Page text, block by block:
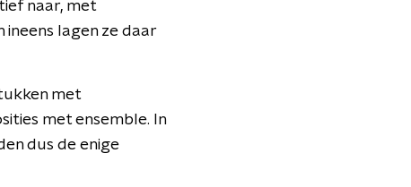
naar, met
ineens lagen ze daar
met
met ensemble. In
dus de enige